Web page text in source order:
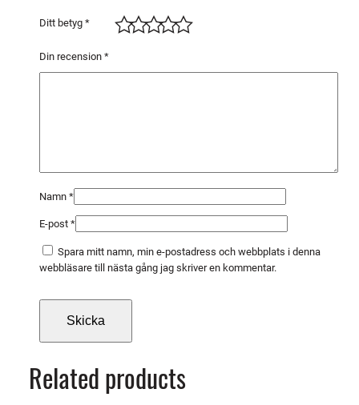
Ditt betyg *
Din recension *
Namn *
E-post *
Spara mitt namn, min e-postadress och webbplats i denna
webbläsare till nästa gång jag skriver en kommentar.
Related products